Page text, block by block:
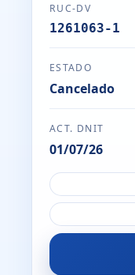
RUC-DV
1261063-1
ESTADO
Cancelado
ACT. DNIT
01/07/26